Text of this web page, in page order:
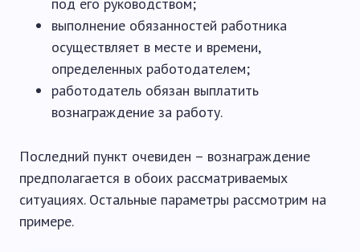
выполнение обязанностей работника
осуществляет в месте и времени,
определенных работодателем;
работодатель обязан выплатить
вознаграждение за работу.
Последний пункт очевиден – вознаграждение
предполагается в обоих рассматриваемых
ситуациях. Остальные параметры рассмотрим на
примере.